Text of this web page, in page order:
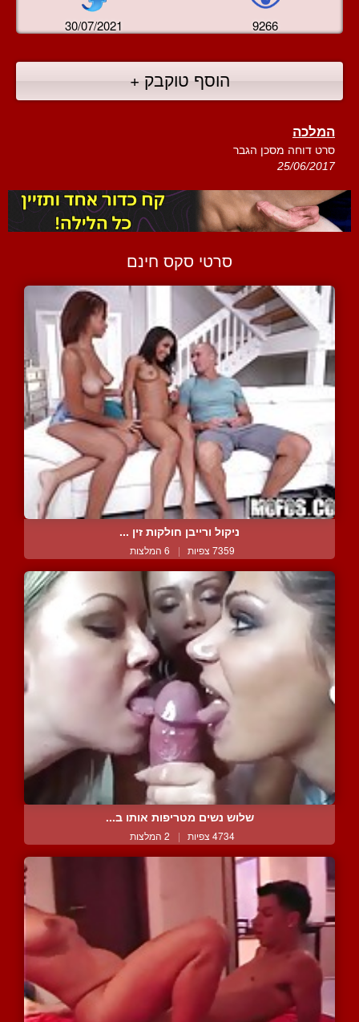
30/07/2021 9266
הוסף טוקבק +
המלכה
סרט דוחה מסכן הגבר
25/06/2017
סרטי סקס חינם
ניקול ורייבן חולקות זין ...
7359 צפיות | 6 המלצות
שלוש נשים מטריפות אותו ב...
4734 צפיות | 2 המלצות